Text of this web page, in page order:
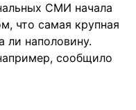
СМИ начала
что самая крупная
ли наполовину.
сообщило